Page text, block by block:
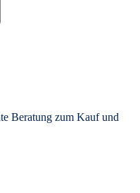
Beratung zum Kauf und